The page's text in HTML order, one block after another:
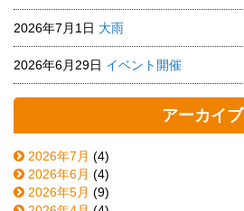
2026年7月1日 大雨
2026年6月29日 イベント開催
アーカイブ
2026年7月 (4)
2026年6月 (4)
2026年5月 (9)